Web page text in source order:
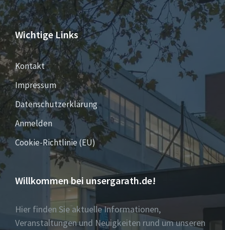
Wichtige Links
Kontakt
Impressum
Datenschutzerklärung
Anmelden
Cookie-Richtlinie (EU)
Willkommen bei unsergarath.de!
Hier finden Sie aktuelle Informationen,
Veranstaltungen und Neuigkeiten rund um unseren